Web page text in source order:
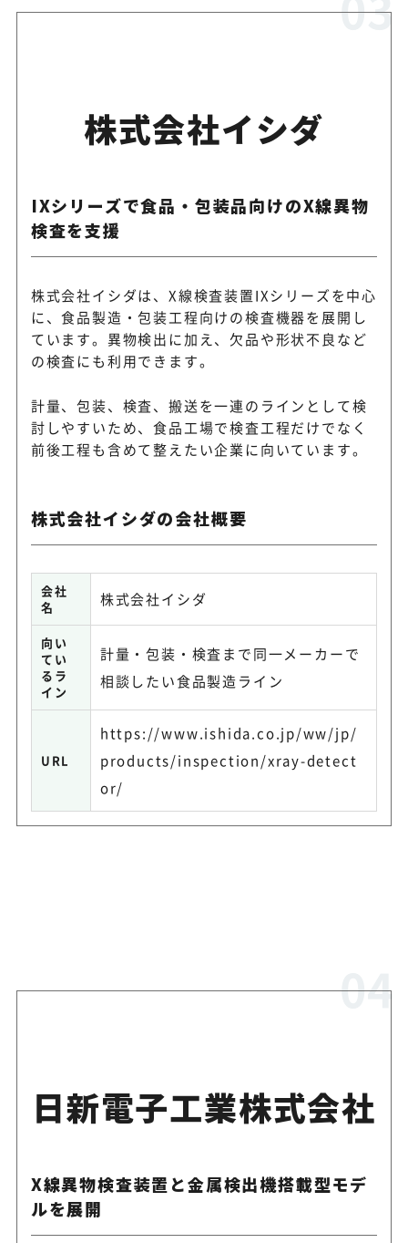
株式会社イシダ
IXシリーズで食品・包装品向けのX線異物
検査を支援
株式会社イシダは、X線検査装置IXシリーズを中心
に、食品製造・包装工程向けの検査機器を展開し
ています。異物検出に加え、欠品や形状不良など
の検査にも利用できます。
計量、包装、検査、搬送を一連のラインとして検
討しやすいため、食品工場で検査工程だけでなく
前後工程も含めて整えたい企業に向いています。
株式会社イシダの会社概要
会社
名
株式会社イシダ
向い
てい
るラ
イン
計量・包装・検査まで同一メーカーで
相談したい食品製造ライン
URL
https://www.ishida.co.jp/ww/jp/
products/inspection/xray-detect
or/
日新電子工業株式会社
X線異物検査装置と金属検出機搭載型モデ
ルを展開